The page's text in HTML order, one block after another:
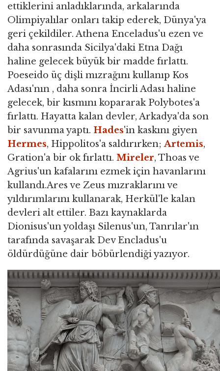
ettiklerini anladıklarında, arkalarında
Olimpiyalılar onları takip ederek, Dünya'ya
geri çekildiler. Athena Enceladus'u ezen ve
daha sonrasında Sicilya'daki Etna Dağı
haline gelecek büyük bir madde fırlattı.
Poeseido üç dişli mızrağını kullanıp Kos
Adası'nın , daha sonra İncirli Adası haline
gelecek, bir kısmını kopararak Polybotes'a
fırlattı. Hayatta kalan devler, Arkadya'da son
bir savunma yaptı. Hades'in kaskını giyen
Hermes, Hippolitos'a saldırırken;Artemis,
Gration'a bir ok fırlattı. Mireler, Thoas ve
Agrius'un kafalarını ezmek için havanlarını
kullandı.Ares ve Zeus mızraklarını ve
yıldırımlarını kullanarak, Herkül'le kalan
devleri alt ettiler. Bazı kaynaklarda
Dionisus'un yoldaşı Silenus'un, Tanrılar'ın
tarafında savaşarak Dev Encladus'u
öldürdüğüne dair böbürlendiği yazıyor.